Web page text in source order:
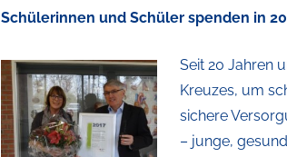
Schülerinnen und Schüler spenden in
Seit 20 Jahren
Kreuzes, um
sichere
– junge,